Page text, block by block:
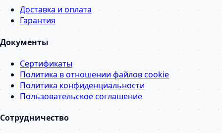
Доставка и оплата
Гарантия
Документы
Сертификаты
Политика в отношении файлов cookie
Политика конфиденциальности
Пользовательское соглашение
Сотрудничество